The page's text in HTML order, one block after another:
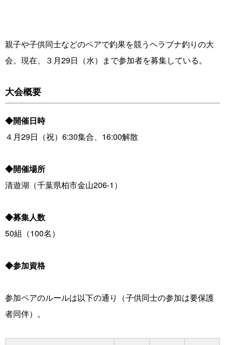
親子や子供同士などのペアで釣果を競うヘラブナ釣りの大
会。現在、３月29日（水）まで参加者を募集している。
大会概要
◆開催日時
４月29日（祝）6:30集合、16:00解散
◆開催場所
清遊湖（千葉県柏市金山206-1）
◆募集人数
50組（100名）
◆参加資格
参加ペアのルールは以下の通り（子供同士の参加は要保護
者同伴）。